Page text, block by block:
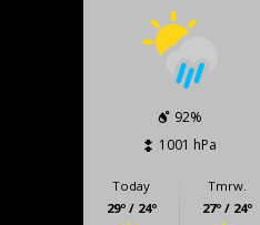
92%
1001 hPa
Today
29º / 24º
Tmrw.
27º / 24º